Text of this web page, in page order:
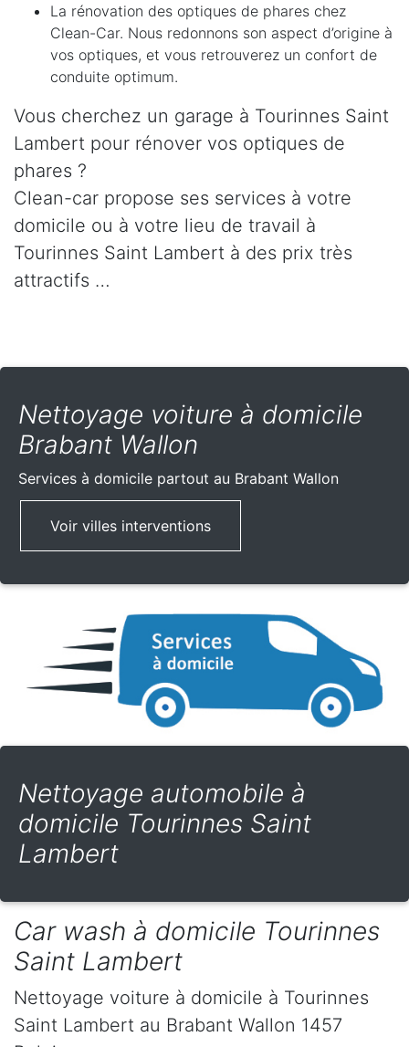
La rénovation des optiques de phares chez
Clean-Car. Nous redonnons son aspect d’origine à
vos optiques, et vous retrouverez un confort de
conduite optimum.
Vous cherchez un garage à Tourinnes Saint
Lambert pour rénover vos optiques de
phares ?
Clean-car propose ses services à votre
domicile ou à votre lieu de travail à
Tourinnes Saint Lambert à des prix très
attractifs …
Nettoyage voiture à domicile
Brabant Wallon
Services à domicile partout au Brabant Wallon
Voir villes interventions
Nettoyage automobile à
domicile Tourinnes Saint
Lambert
Car wash à domicile Tourinnes
Saint Lambert
Nettoyage voiture à domicile à Tourinnes
Saint Lambert au Brabant Wallon 1457